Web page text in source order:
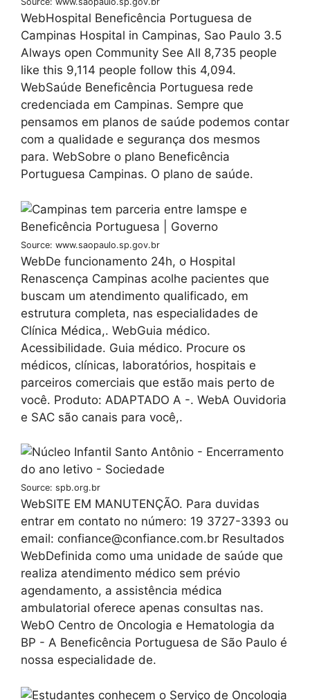
WebHospital Beneficência Portuguesa de
Campinas Hospital in Campinas, Sao Paulo 3.5
Always open Community See All 8,735 people
like this 9,114 people follow this 4,094.
WebSaúde Beneficência Portuguesa rede
credenciada em Campinas. Sempre que
pensamos em planos de saúde podemos contar
com a qualidade e segurança dos mesmos
para. WebSobre o plano Beneficência
Portuguesa Campinas. O plano de saúde.
Source: www.saopaulo.sp.gov.br
WebDe funcionamento 24h, o Hospital
Renascença Campinas acolhe pacientes que
buscam um atendimento qualificado, em
estrutura completa, nas especialidades de
Clínica Médica,. WebGuia médico.
Acessibilidade. Guia médico. Procure os
médicos, clínicas, laboratórios, hospitais e
parceiros comerciais que estão mais perto de
você. Produto: ADAPTADO A -. WebA Ouvidoria
e SAC são canais para você,.
Source: spb.org.br
WebSITE EM MANUTENÇÃO. Para duvidas
entrar em contato no número: 19 3727-3393 ou
email: confiance@confiance.com.br Resultados
WebDefinida como uma unidade de saúde que
realiza atendimento médico sem prévio
agendamento, a assistência médica
ambulatorial oferece apenas consultas nas.
WebO Centro de Oncologia e Hematologia da
BP - A Beneficência Portuguesa de São Paulo é
nossa especialidade de.